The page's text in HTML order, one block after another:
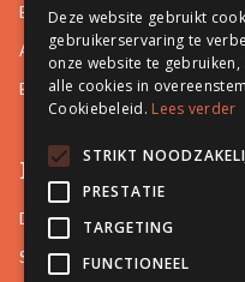
Burgerlijke en Handelszaken
Arbeidsrelaties en Sociale zaken
Bemiddeling in Bestuurszaken
Permanente
De startbasis als erkend
Starten als bemiddelaar na mijn
Deze website gebruikt
gebruikerservaring te
onze website te
alle cookies in
Cookiebeleid. Lees verder
STRIKT
PRESTATIE
TARGETING
FUNCTIONEEL